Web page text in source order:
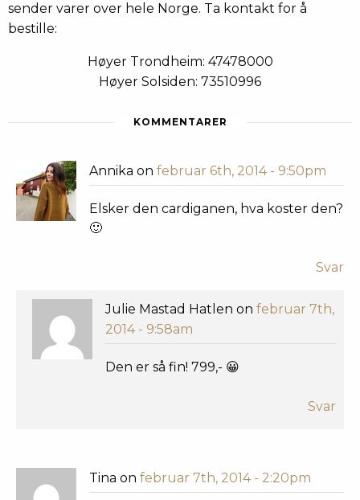
sender varer over hele Norge. Ta kontakt for å
bestille:
Høyer Trondheim: 47478000
Høyer Solsiden: 73510996
KOMMENTARER
Annika on februar 6th, 2014 - 9:50pm
Elsker den cardiganen, hva koster den?
🙂
Svar
Julie Mastad Hatlen on februar 7th,
2014 - 9:58am
Den er så fin! 799,- 😀
Svar
Tina on februar 7th, 2014 - 2:20pm